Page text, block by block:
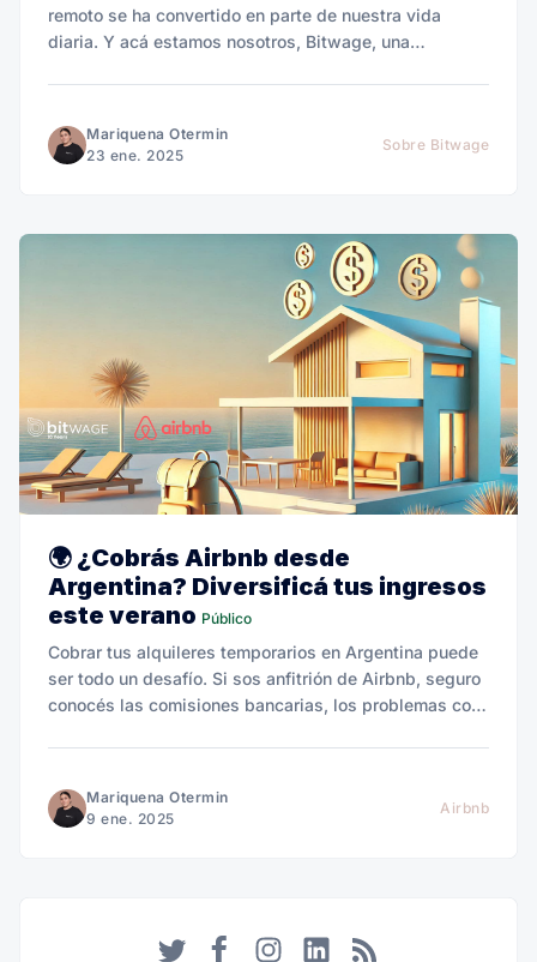
remoto se ha convertido en parte de nuestra vida
diaria. Y acá estamos nosotros, Bitwage, una
Mariquena Otermin
23 ene. 2025
Sobre Bitwage
🌍 ¿Cobrás Airbnb desde
Argentina? Diversificá tus ingresos
este verano Público
Cobrar tus alquileres temporarios en Argentina puede
ser todo un desafío. Si sos anfitrión de Airbnb, seguro
conocés las comisiones bancarias, los problemas con
Mariquena Otermin
9 ene. 2025
Airbnb